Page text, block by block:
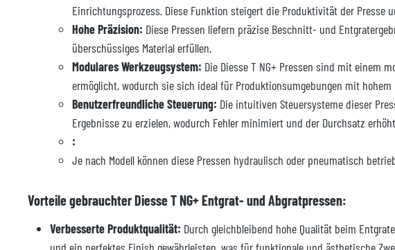
Einrichtungsprozess. Diese Funktion steigert die Produktivität der Presse
Hohe Präzision: Diese Pressen liefern präzise Beschnitt- und
überschüssiges Material erfüllen.
Modulares Werkzeugsystem: Die Diesse T NG+ Pressen sind mit einem
ermöglicht, wodurch sie sich ideal für Produktionsumgebungen mit
Benutzerfreundliche Steuerung: Die intuitiven Steuersysteme dieser
Ergebnisse zu erzielen, wodurch Fehler minimiert und der Durchsatz
:
Je nach Modell können diese Pressen hydraulisch oder pneumatisch
Vorteile gebrauchter Diesse T NG+ Entgrat- und Abgratpressen:
Verbesserte Produktqualität: Durch gleichbleibend hohe Qualität beim